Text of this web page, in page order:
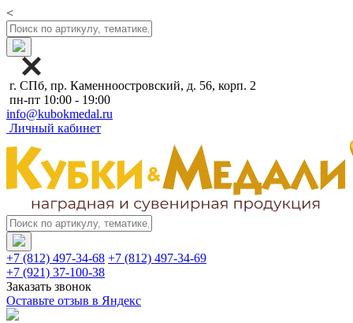
<
г. СПб, пр. Каменноостровский, д. 56, корп. 2
пн-пт 10:00 - 19:00
info@kubokmedal.ru
Личный кабинет
+7 (812) 497-34-68 +7 (812) 497-34-69
+7 (921) 37-100-38
Заказать звонок
Оставьте отзыв в Яндекс